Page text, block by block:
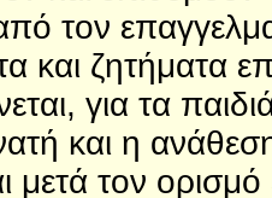
τον
και ζητήματα
για τα
και η
μετά τον